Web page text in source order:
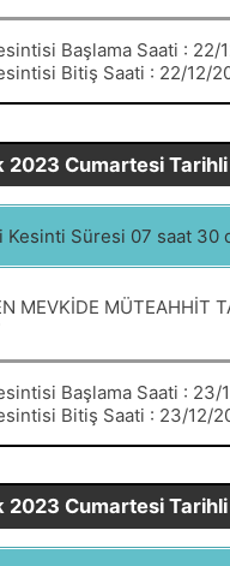
Başlama Saati : 22/
Bitiş Saati : 22/12/
2023 Cumartesi
Kesinti Süresi 07 saat 30
MEVKİDE MÜTEAHHİT
Başlama Saati : 23/
Bitiş Saati : 23/12/
2023 Cumartesi